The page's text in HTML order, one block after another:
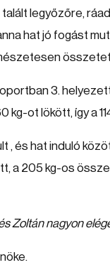
legyőzőre,
hat jó fogást
3.
kg-ot lökött, így a
, és hat induló
a 205 kg-os
Zoltán nagyon